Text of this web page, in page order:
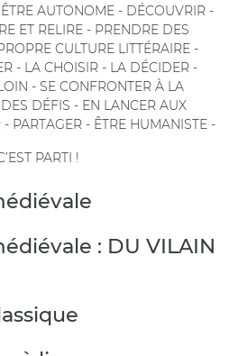
AUTONOME - DÉCOUVRIR -
ET RELIRE - PRENDRE DES
CULTURE LITTÉRAIRE -
- LA CHOISIR - LA DÉCIDER -
- SE CONFRONTER À LA
DÉFIS - EN LANCER AUX
PARTAGER - ÊTRE HUMANISTE -
PARTI !
: DU VILAIN